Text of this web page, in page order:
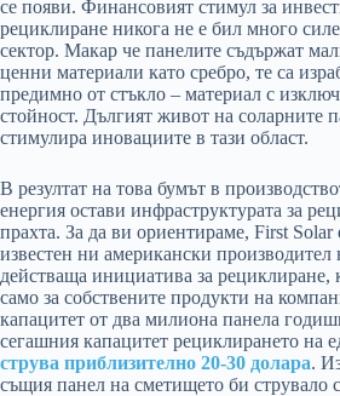
се появи. Финансовият стимул за
рециклиране никога не е бил много
сектор. Макар че панелите съдържат
ценни материали като сребро, те са
предимно от стъкло – материал с
стойност. Дългият живот на соларните
стимулира иновациите в тази област.
В резултат на това бумът в
енергия остави инфраструктурата за
прахта. За да ви ориентираме, First Solar
известен ни американски производител
действаща инициатива за рециклиране,
само за собствените продукти на
капацитет от два милиона панела
сегашния капацитет рециклирането на
струва приблизително 20-30 долара.
същия панел на сметището би струвало